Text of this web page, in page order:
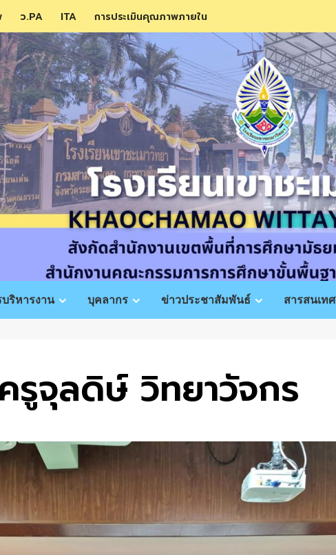
ว.PA ITA การประเมินคุณภาพภายใน
บริหารงาน บุคลากร ข่าวประชาสัมพันธ์ สารสนเทศ
จุลดิษ์ วิทยาวัจกร